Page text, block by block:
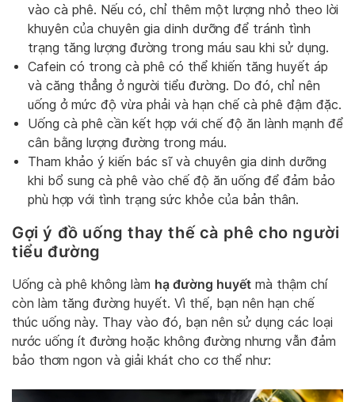
vào cà phê. Nếu có, chỉ thêm một lượng nhỏ theo lời
khuyên của chuyên gia dinh dưỡng để tránh tình
trạng tăng lượng đường trong máu sau khi sử dụng.
Cafein có trong cà phê có thể khiến tăng huyết áp
và căng thẳng ở người tiểu đường. Do đó, chỉ nên
uống ở mức độ vừa phải và hạn chế cà phê đậm đặc.
Uống cà phê cần kết hợp với chế độ ăn lành mạnh để
cân bằng lượng đường trong máu.
Tham khảo ý kiến bác sĩ và chuyên gia dinh dưỡng
khi bổ sung cà phê vào chế độ ăn uống để đảm bảo
phù hợp với tình trạng sức khỏe của bản thân.
Gợi ý đồ uống thay thế cà phê cho người
tiểu đường
Uống cà phê không làm hạ đường huyết mà thậm chí
còn làm tăng đường huyết. Vì thế, bạn nên hạn chế
thúc uống này. Thay vào đó, bạn nên sử dụng các loại
nước uống ít đường hoặc không đường nhưng vẫn đảm
bảo thơm ngon và giải khát cho cơ thể như: